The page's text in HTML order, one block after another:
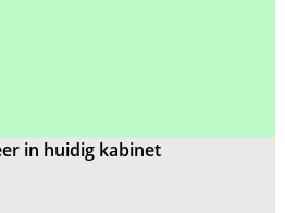
in huidig kabinet